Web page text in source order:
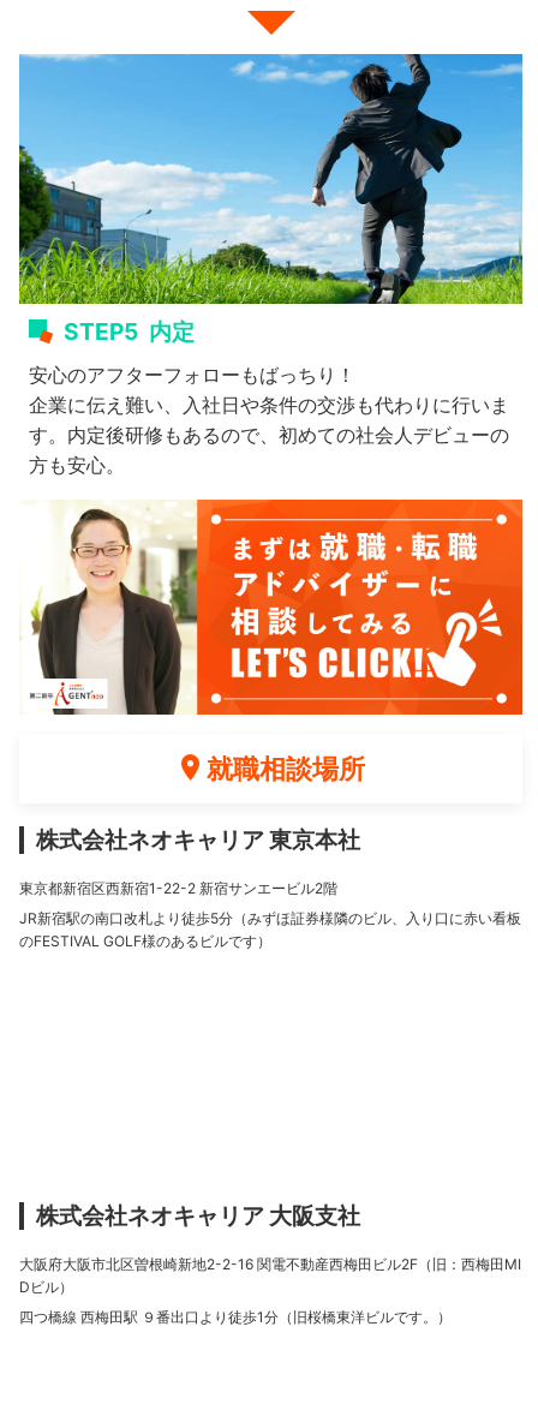
STEP5 内定
安心のアフターフォローもばっちり！
企業に伝え難い、入社日や条件の交渉も代わりに行いま
す。内定後研修もあるので、初めての社会人デビューの
方も安心。
就職相談場所
株式会社ネオキャリア 東京本社
東京都新宿区西新宿1-22-2 新宿サンエービル2階
JR新宿駅の南口改札より徒歩5分（みずほ証券様隣のビル、入り口に赤い看板
のFESTIVAL GOLF様のあるビルです）
株式会社ネオキャリア 大阪支社
大阪府大阪市北区曽根崎新地2-2-16 関電不動産西梅田ビル2F（旧：西梅田MI
Dビル）
四つ橋線 西梅田駅 ９番出口より徒歩1分（旧桜橋東洋ビルです。）